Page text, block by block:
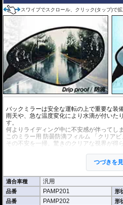
取付キ
ニングクロス、細かい埃も除去する粘着シ
仕上げるスキージがセットになっています。
またこのフィルムは
多少の気泡なら数時間
優れもの。満足のいく取付が容易になりま
シリコーン系粘着材を採用し、画面を痛め
がせば、元通りの状態になります。
スワイプでスクロール、クリック(タップ)で
バックミラーは安全な運転の上で重要な装
雨天や、急な温度変化により水滴が付いた
す。
何よりライディング中に不安感が伴ってし
このミラー用 防曇防滴フィルム 「クリア
その不安を一掃。驚きのクリアな視界が得
愛車のミラーサイズをご確認の上、適合す
※施工に便利な取付キット付属
※硬度H3により、傷が付きにくい
※施工時にできてしまった多少の気泡なら
消える
※有効期間約１年 (４ヶ月 x ３セット)
つづきを
適合車種 汎用
品番 PAMP201 形
品番 PAMP202 形